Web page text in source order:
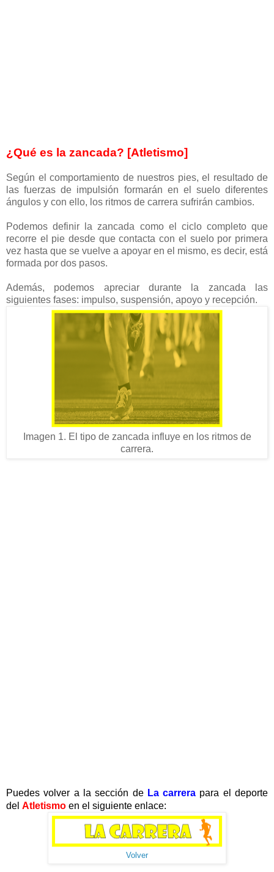
¿Qué es la zancada? [Atletismo]
Según el comportamiento de nuestros pies, el resultado de
las fuerzas de impulsión formarán en el suelo diferentes
ángulos y con ello, los ritmos de carrera sufrirán cambios.
Podemos definir la zancada como el ciclo completo que
recorre el pie desde que contacta con el suelo por primera
vez hasta que se vuelve a apoyar en el mismo, es decir, está
formada por dos pasos.
Además, podemos apreciar durante la zancada las
siguientes fases: impulso, suspensión, apoyo y recepción.
Imagen 1. El tipo de zancada influye en los ritmos de
carrera.
Puedes volver a la sección de La carrera para el deporte
del Atletismo en el siguiente enlace:
Volver